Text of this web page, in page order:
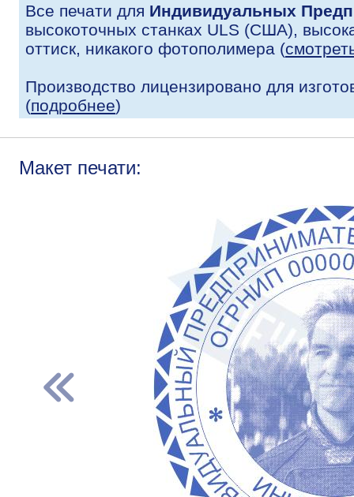
Все печати для Индивидуальных
высокоточных станках ULS (США),
оттиск, никакого фотополимера (
Производство лицензировано для
(подробнее)
Макет печати: